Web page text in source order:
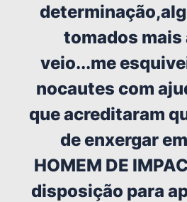
tomados mais
veio...me
nocautes com
que acreditaram
de enxergar
HOMEM DE
disposição para